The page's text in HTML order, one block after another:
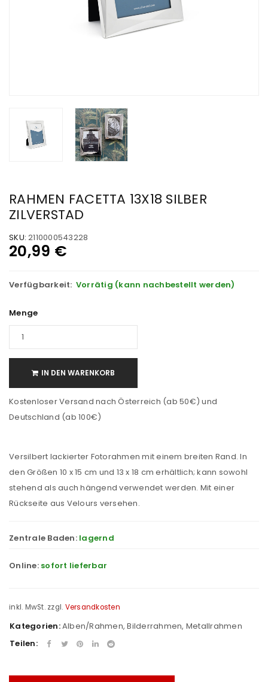
RAHMEN FACETTA 13X18 SILBER
ZILVERSTAD
SKU: 2110000543228
20,99 €
Verfügbarkeit: Vorrätig (kann nachbestellt werden)
Menge
IN DEN WARENKORB
Kostenloser Versand nach Österreich (ab 50€) und
Deutschland (ab 100€)
Versilbert lackierter Fotorahmen mit einem breiten Rand. In
den Größen 10 x 15 cm und 13 x 18 cm erhältlich; kann sowohl
stehend als auch hängend verwendet werden. Mit einer
Rückseite aus Velours versehen.
Zentrale Baden: lagernd
Online: sofort lieferbar
inkl. MwSt. zzgl. Versandkosten
Kategorien:Alben/Rahmen,Bilderrahmen, Metallrahmen
Teilen: